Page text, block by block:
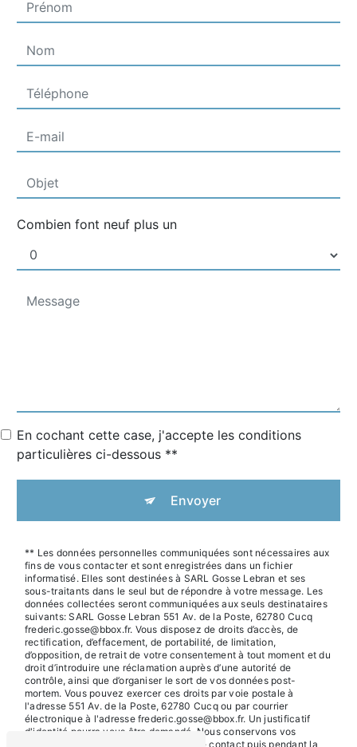
Combien font neuf plus un
En cochant cette case, j'accepte les conditions
particulières ci-dessous **
Envoyer
** Les données personnelles communiquées sont nécessaires aux
fins de vous contacter et sont enregistrées dans un fichier
informatisé. Elles sont destinées à SARL Gosse Lebran et ses
sous-traitants dans le seul but de répondre à votre message. Les
données collectées seront communiquées aux seuls destinataires
suivants: SARL Gosse Lebran 551 Av. de la Poste, 62780 Cucq
frederic.gosse@bbox.fr. Vous disposez de droits d’accès, de
rectification, d’effacement, de portabilité, de limitation,
d’opposition, de retrait de votre consentement à tout moment et du
droit d’introduire une réclamation auprès d’une autorité de
contrôle, ainsi que d’organiser le sort de vos données post-
mortem. Vous pouvez exercer ces droits par voie postale à
l'adresse 551 Av. de la Poste, 62780 Cucq ou par courrier
électronique à l'adresse frederic.gosse@bbox.fr. Un justificatif
d'identité pourra vous être demandé. Nous conservons vos
données pendant la période de prise de contact puis pendant la